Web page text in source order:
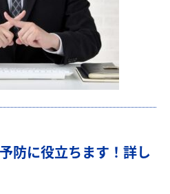
防に役立ちます！詳し